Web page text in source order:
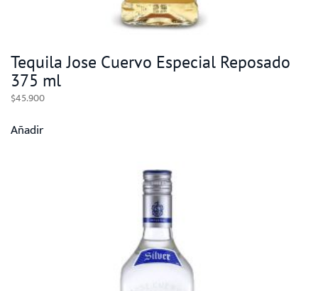
Tequila Jose Cuervo Especial Reposado
375 ml
$45.900
Añadir